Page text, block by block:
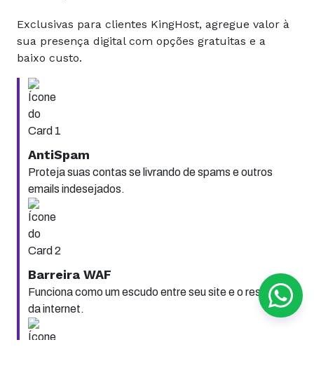
Exclusivas para clientes KingHost, agregue valor à
sua presença digital com opções gratuitas e a
baixo custo.
AntiSpam
Proteja suas contas se livrando de spams e outros
emails indesejados.
Barreira WAF
Funciona como um escudo entre seu site e o resto
da internet.